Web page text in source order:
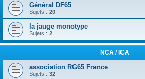
Général DF65
Sujets : 20
la jauge monotype
Sujets : 2
NCA / ICA
association RG65 France
Sujets : 32